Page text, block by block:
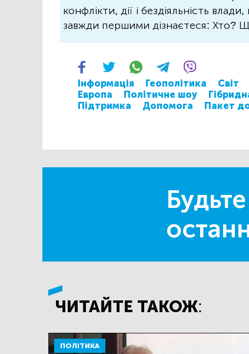
конфлікти, дії і бездіяльність
завжди першими дізнаєтеся:
Інформація Геополітика Світ
Европа
Політичне шоу
Підтримка
Допомога Пакет
ЧИТАЙТЕ ТАКОЖ:
ПОЛІТИКА